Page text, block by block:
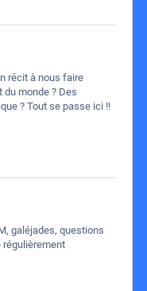
récit à nous faire
du monde ? Des
? Tout se passe ici !!
galéjades, questions
régulièrement